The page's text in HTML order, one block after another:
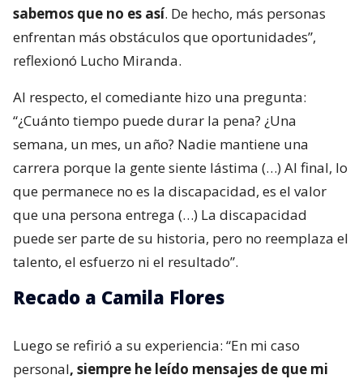
sabemos que no es así. De hecho, más personas
enfrentan más obstáculos que oportunidades”,
reflexionó Lucho Miranda.
Al respecto, el comediante hizo una pregunta:
“¿Cuánto tiempo puede durar la pena? ¿Una
semana, un mes, un año? Nadie mantiene una
carrera porque la gente siente lástima (…) Al final, lo
que permanece no es la discapacidad, es el valor
que una persona entrega (…) La discapacidad
puede ser parte de su historia, pero no reemplaza el
talento, el esfuerzo ni el resultado”.
Recado a Camila Flores
Luego se refirió a su experiencia: “En mi caso
personal, siempre he leído mensajes de que mi